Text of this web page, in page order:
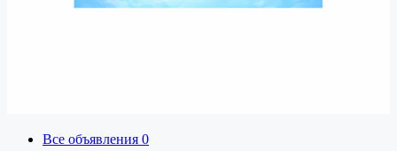
Все объявления 0